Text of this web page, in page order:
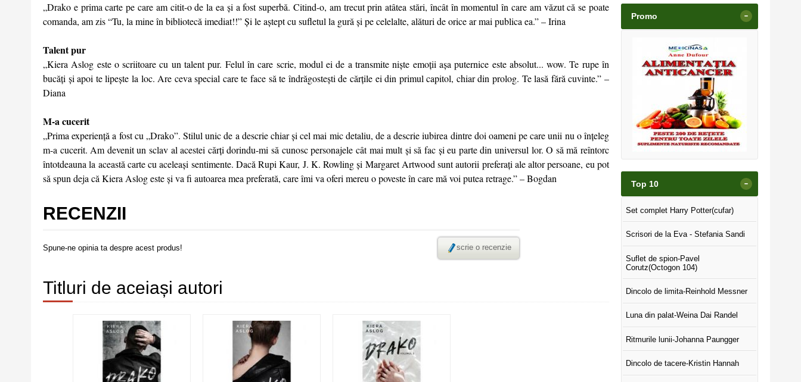
„Drako e prima carte pe care am citit-o de la ea și a fost superbă. Citind-o, am trecut prin atâtea stări, încât în momentul în care am văzut că se poate
comanda, am zis “Tu, la mine în bibliotecă imediat!!” Și le aștept cu sufletul la gură și pe celelalte, alături de orice ar mai publica ea.” – Irina
Talent pur
„Kiera Aslog este o scriitoare cu un talent pur. Felul în care scrie, modul ei de a transmite niște emoții aşa puternice este absolut... wow. Te rupe în
bucăți și apoi te lipește la loc. Are ceva special care te face să te îndrăgostești de cărțile ei din primul capitol, chiar din prolog. Te lasă fără cuvinte.” –
Diana
M-a cucerit
„Prima experiență a fost cu „Drako”. Stilul unic de a descrie chiar și cel mai mic detaliu, de a descrie iubirea dintre doi oameni pe care unii nu o înțeleg
m-a cucerit. Am devenit un sclav al acestei cărți dorindu-mi să cunosc personajele cât mai mult și să fac și eu parte din universul lor. O să mă reîntorc
întotdeauna la această carte cu aceleași sentimente. Dacă Rupi Kaur, J. K. Rowling și Margaret Artwood sunt autorii preferați ale altor persoane, eu pot
să spun deja că Kiera Aslog este și va fi autoarea mea preferată, care îmi va oferi mereu o poveste în care mă voi putea retrage.” – Bogdan
RECENZII
Spune-ne opinia ta despre acest produs! scrie o recenzie
Titluri de aceiași autori
Promo -
Top 10 -
Set complet Harry Potter(cufar)
Scrisori de la Eva - Stefania Sandi
Suflet de spion-Pavel
Corutz(Octogon 104)
Dincolo de limita-Reinhold Messner
Luna din palat-Weina Dai Randel
Ritmurile lunii-Johanna Paungger
Dincolo de tacere-Kristin Hannah